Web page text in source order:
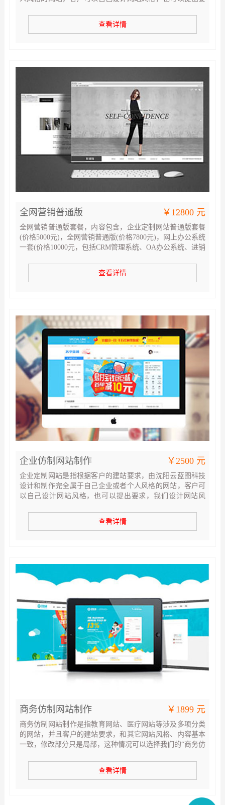
按照效果图，为您制作网站。
查看详情
全网营销普通版 ￥12800 元
全网营销普通版套餐，内容包含，企业定制网站普通版套餐
(价格5000元)，全网营销普通版(价格7800元)，网上办公系统
一套(价格10000元，包括CRM管理系统、OA办公系统、进销
查看详情
企业仿制网站制作 ￥2500 元
企业定制网站是指根据客户的建站要求，由沈阳云蓝图科技
设计和制作完全属于自己企业或者个人风格的网站，客户可
以自己设计网站风格，也可以提出要求，我们设计网站风
查看详情
商务仿制网站制作 ￥1899 元
商务仿制网站制作是指教育网站、医疗网站等涉及多项分类
的网站，并且客户的建站要求，和其它网站风格、内容基本
一致，修改部分只是局部，这种情况可以选择我们的“商务仿
查看详情